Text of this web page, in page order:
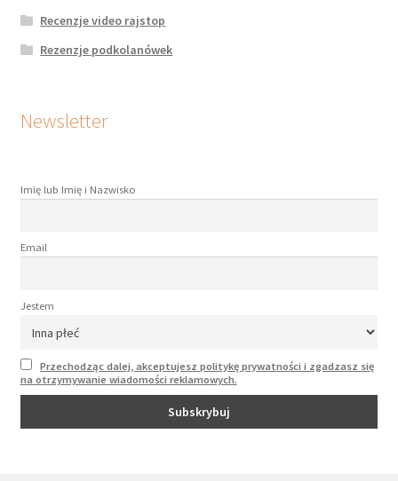
Recenzje video rajstop
Rezenzje podkolanówek
Newsletter
Imię lub Imię i Nazwisko
Email
Jestem
Przechodząc dalej, akceptujesz politykę prywatności i zgadzasz się
na otrzymywanie wiadomości reklamowych.